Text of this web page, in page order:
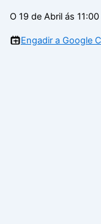
O 19 de Abril ás 11:00
Engadir a Google